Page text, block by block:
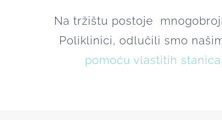
Na tržištu postoje
Poliklinici, odlučili smo
pomoću vlastitih stanica